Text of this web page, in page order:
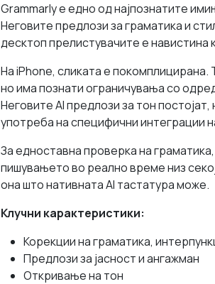
Grammarly е едно од најпознатите
Неговите предлози за граматика и
десктоп прелистувачите е навистина
На iPhone, сликата е покомплицирана.
но има познати ограничувања со
Неговите AI предлози за тон
употреба на специфични интеграции
За едноставна проверка на
пишувањето во реално време низ
она што нативната AI тастатура може.
Клучни карактеристики:
Корекции на граматика,
Предлози за јасност и ангажман
Откривање на тон